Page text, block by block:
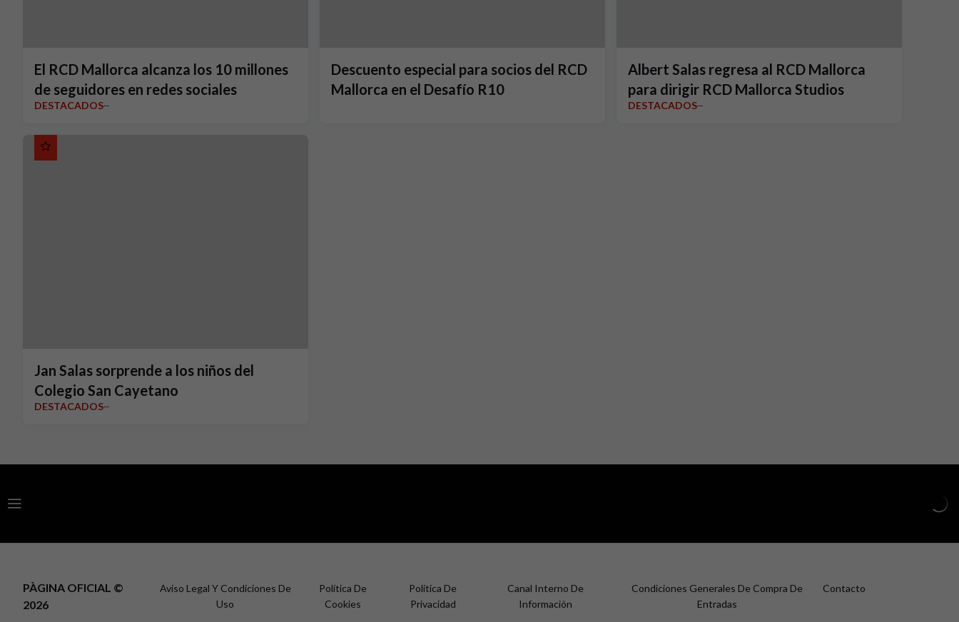
El RCD Mallorca alcanza los 10 millones
de seguidores en redes sociales
DESTACADOS
Descuento especial para socios del RCD
Mallorca en el Desafío R10
Albert Salas regresa al RCD Mallorca
para dirigir RCD Mallorca Studios
DESTACADOS
Jan Salas sorprende a los niños del
Colegio San Cayetano
DESTACADOS
Aviso Legal Y Condiciones De
Uso
Política De
Cookies
Política De
Privacidad
Canal Interno De
Información
Condiciones Generales De Compra De
Entradas
Contacto
PÀGINA OFICIAL ©
2026